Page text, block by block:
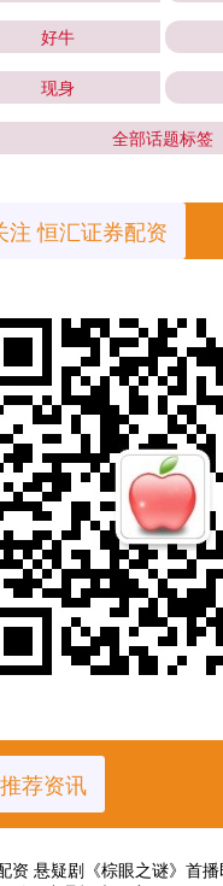
好牛
现身
全部话题标签
注 恒汇证券配资
推荐资讯
资 悬疑剧《棕眼之谜》首